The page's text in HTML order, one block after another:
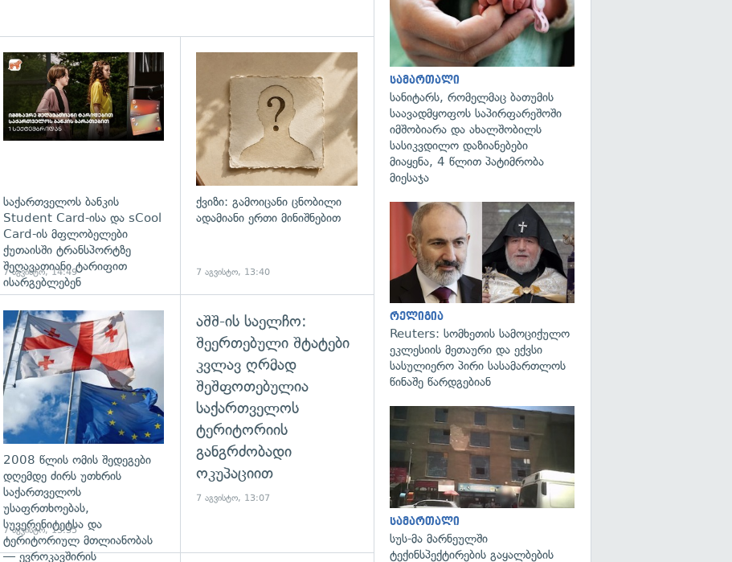
გადახედვა
საქართველოს ბანკის
Student Card-ისა და sCool
Card-ის მფლობელები
ქუთაისში ტრანსპორტზე
შეღავათიანი ტარიფით
ისარგებლებენ
7 აგვისტო, 14:49
ქვიზი: გამოიცანი ცნობილი
ადამიანი ერთი მინიშნებით
7 აგვისტო, 13:40
გადახედვა
2008 წლის ომის შედეგები
დღემდე ძირს უთხრის
საქართველოს
უსაფრთხოებას,
სუვერენიტეტსა და
ტერიტორიულ მთლიანობას
— ევროკავშირის
7 აგვისტო, 13:35
აშშ-ის საელჩო:
შეერთებული შტატები
კვლავ ღრმად
შეშფოთებულია
საქართველოს
ტერიტორიის
განგრძობადი
ოკუპაციით
7 აგვისტო, 13:07
სამართალი
სანიტარს, რომელმაც ბათუმის
საავადმყოფოს საპირფარეშოში
იმშობიარა და ახალშობილს
სასიკვდილო დაზიანებები
მიაყენა, 4 წლით პატიმრობა
მიესაჯა
რელიგია
Reuters: სომხეთის სამოციქულო
ეკლესიის მეთაური და ექვსი
სასულიერო პირი სასამართლოს
წინაშე წარდგებიან
სამართალი
სუს-მა მარნეულში
ტექინსპექტირების გაყალბების